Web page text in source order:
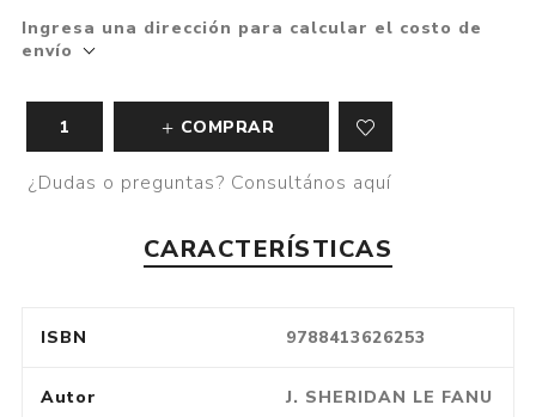
Ingresa una dirección para calcular el costo de
envío
COMPRAR
¿Dudas o preguntas? Consultános aquí
CARACTERÍSTICAS
ISBN 9788413626253
Autor J. SHERIDAN LE FANU